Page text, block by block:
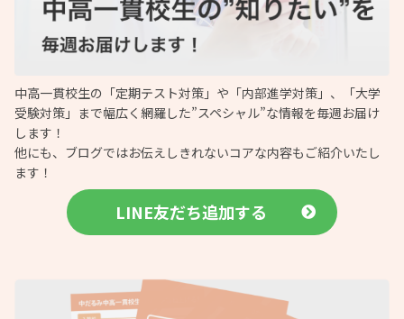
中高一貫校生の「定期テスト対策」や「内部進学対策」、「大学
受験対策」まで幅広く網羅した”スペシャル”な情報を毎週お届け
します！
他にも、ブログではお伝えしきれないコアな内容もご紹介いたし
ます！
LINE友だち追加する